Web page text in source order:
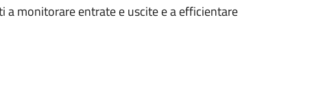
a monitorare entrate e uscite e a efficientare